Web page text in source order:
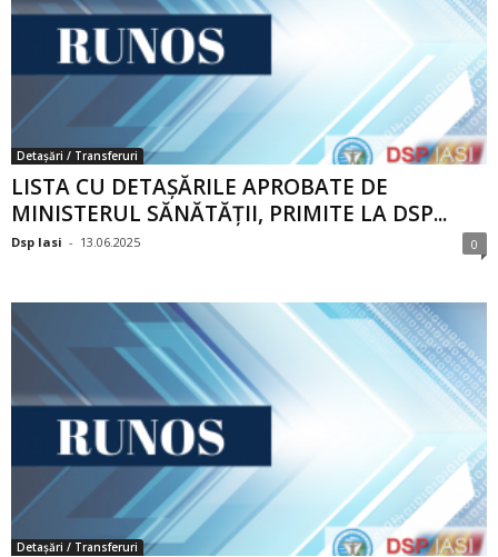
Detașări / Transferuri
LISTA CU DETAȘĂRILE APROBATE DE
MINISTERUL SĂNĂTĂȚII, PRIMITE LA DSP...
Dsp Iasi - 13.06.2025 0
Detașări / Transferuri